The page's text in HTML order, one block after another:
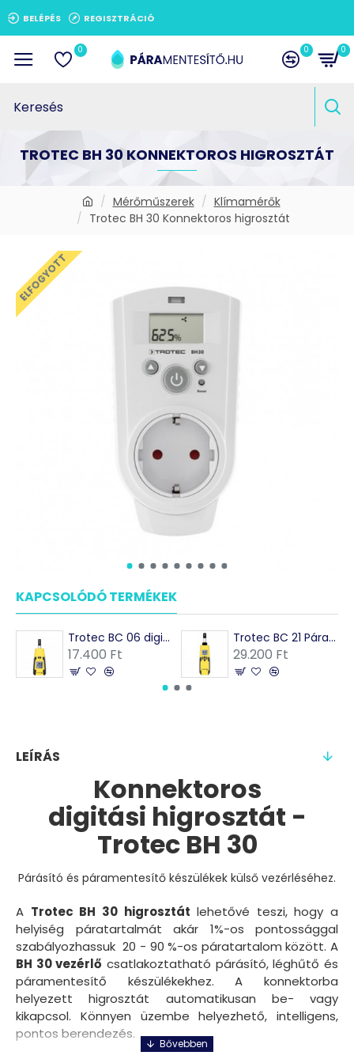
BELÉPÉS REGISZTRÁCIÓ
0 0 0
Mérőműszerek
Klímamérők
Trotec BH 30 Konnektoros higrosztát
TROTEC BH 30 KONNEKTOROS HIGROSZTÁT
ELFOGYOTT
KAPCSOLÓDÓ TERMÉKEK
Trotec BC 06 digitális páramérő és hőmérő
17.400 Ft
Trotec BC 21 Páramérő, hőmérő, harmatpont, nedves hőmérséklet mérés
29.200 Ft
LEÍRÁS
Konnektoros
digitási higrosztát -
Trotec BH 30
Párásító és páramentesítő készülékek külső vezérléséhez.
A Trotec BH 30 higrosztát lehetővé teszi, hogy a
helyiség páratartalmát akár 1%-os pontossággal
szabályozhassuk 20 - 90 %-os páratartalom között. A
BH 30 vezérlő csatlakoztatható párásító, léghűtő és
páramentesítő készülékekhez. A konnektorba
helyezett higrosztát automatikusan be- vagy
kikapcsol. Könnyen üzembe helyezhető, intelligens,
pontos berendezés.